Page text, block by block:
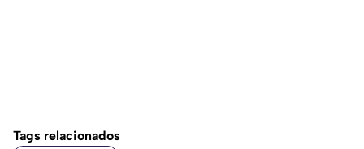
Tags relacionados